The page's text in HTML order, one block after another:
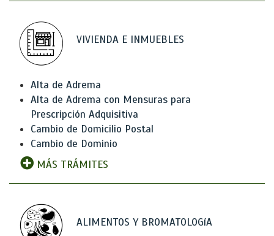
VIVIENDA E INMUEBLES
Alta de Adrema
Alta de Adrema con Mensuras para
Prescripción Adquisitiva
Cambio de Domicilio Postal
Cambio de Dominio
MÁS TRÁMITES
ALIMENTOS Y BROMATOLOGíA